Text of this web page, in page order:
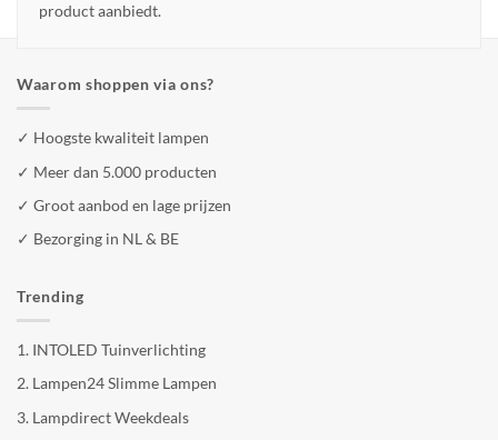
product aanbiedt.
Waarom shoppen via ons?
✓ Hoogste kwaliteit lampen
✓ Meer dan 5.000 producten
✓ Groot aanbod en lage prijzen
✓ Bezorging in NL & BE
Trending
1. INTOLED Tuinverlichting
2. Lampen24 Slimme Lampen
3. Lampdirect Weekdeals